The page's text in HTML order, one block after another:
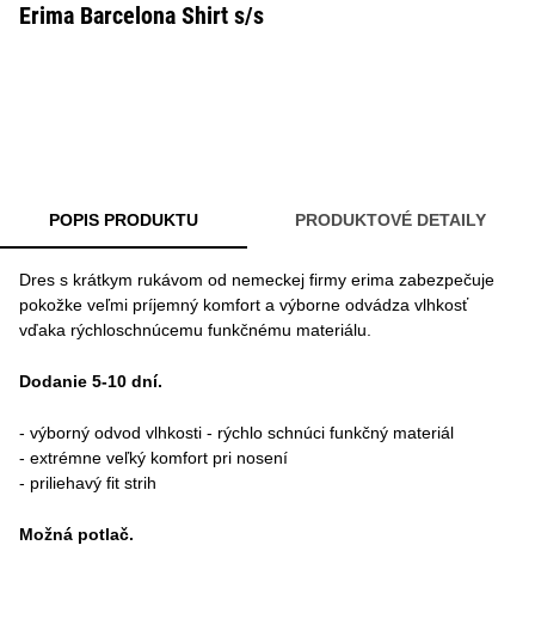
Erima Barcelona Shirt s/s
POPIS PRODUKTU PRODUKTOVÉ DETAILY
Dres s krátkym rukávom od nemeckej firmy erima zabezpečuje
pokožke veľmi príjemný komfort a výborne odvádza vlhkosť
vďaka rýchloschnúcemu funkčnému materiálu.
Dodanie 5-10 dní.
- výborný odvod vlhkosti - rýchlo schnúci funkčný materiál
- extrémne veľký komfort pri nosení
- priliehavý fit strih
Možná potlač.